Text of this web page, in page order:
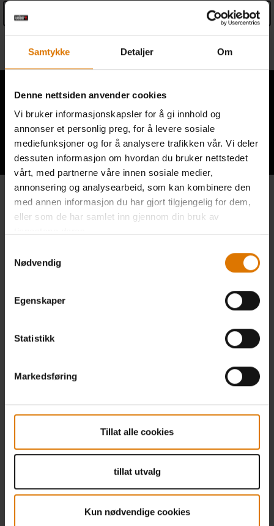
Samtykke Detaljer Om
Denne nettsiden anvender cookies
Vi bruker informasjonskapsler for å gi innhold og
annonser et personlig preg, for å levere sosiale
mediefunksjoner og for å analysere trafikken vår. Vi deler
dessuten informasjon om hvordan du bruker nettstedet
vårt, med partnerne våre innen sosiale medier,
annonsering og analysearbeid, som kan kombinere den
med annen informasjon du har gjort tilgjengelig for dem,
eller som de har samlet inn gjennom din bruk av
Nødvendig
Egenskaper
Statistikk
Markedsføring
Tillat alle cookies
tillat utvalg
Kun nødvendige cookies
Hear From Other Grillers